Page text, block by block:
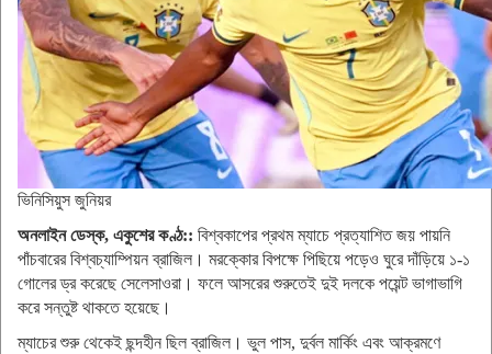
ভিনিসিয়ুস জুনিয়র
অনলাইন ডেস্ক, একুশের কণ্ঠ:: বিশ্বকাপের প্রথম ম্যাচে প্রত্যাশিত জয় পায়নি
পাঁচবারের বিশ্বচ্যাম্পিয়ন ব্রাজিল। মরক্কোর বিপক্ষে পিছিয়ে পড়েও ঘুরে দাঁড়িয়ে ১-১
গোলের ড্র করেছে সেলেসাওরা। ফলে আসরের শুরুতেই দুই দলকে পয়েন্ট ভাগাভাগি
করে সন্তুষ্ট থাকতে হয়েছে।
ম্যাচের শুরু থেকেই ছন্দহীন ছিল ব্রাজিল। ভুল পাস, দুর্বল মার্কিং এবং আক্রমণে